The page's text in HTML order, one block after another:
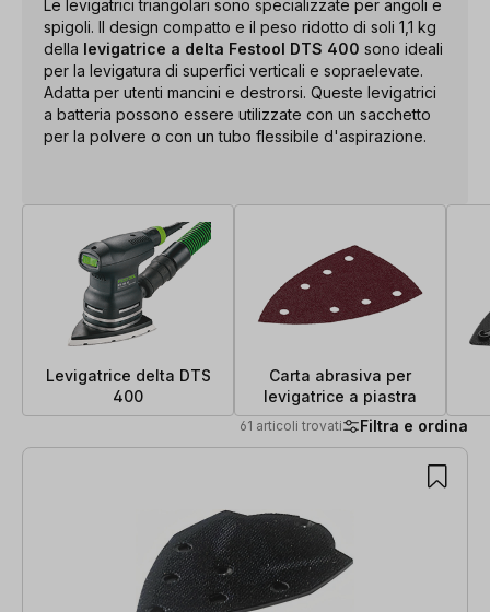
Le levigatrici triangolari sono specializzate per angoli e
spigoli. Il design compatto e il peso ridotto di soli 1,1 kg
della levigatrice a delta Festool DTS 400 sono ideali
per la levigatura di superfici verticali e sopraelevate.
Adatta per utenti mancini e destrorsi. Queste levigatrici
a batteria possono essere utilizzate con un sacchetto
per la polvere o con un tubo flessibile d'aspirazione.
Levigatrice delta DTS
400
Carta abrasiva per
levigatrice a piastra
61 articoli trovati Filtra e ordina
61 articoli trovati